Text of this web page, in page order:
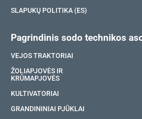
SLAPUKŲ POLITIKA (ES)
Pagrindinis sodo technikos
VEJOS TRAKTORIAI
ŽOLIAPJOVĖS IR
KRŪMAPJOVĖS
KULTIVATORIAI
GRANDININIAI PJŪKLAI